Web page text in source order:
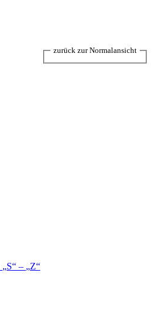
S –
Z
zurück zur Normalansicht